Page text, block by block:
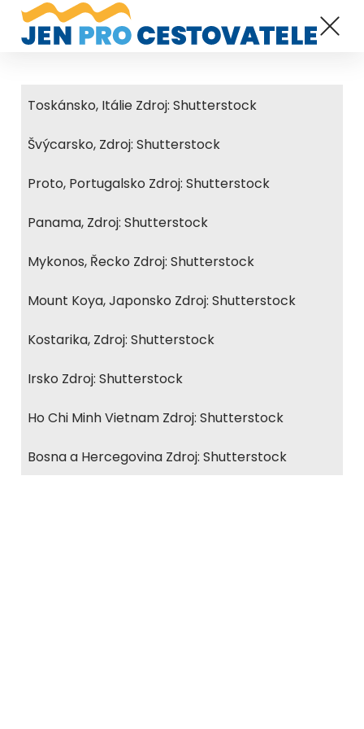
Toskánsko, Itálie Zdroj: Shutterstock
Švýcarsko, Zdroj: Shutterstock
Proto, Portugalsko Zdroj: Shutterstock
Panama, Zdroj: Shutterstock
Mykonos, Řecko Zdroj: Shutterstock
Mount Koya, Japonsko Zdroj: Shutterstock
Kostarika, Zdroj: Shutterstock
Irsko Zdroj: Shutterstock
Ho Chi Minh Vietnam Zdroj: Shutterstock
Bosna a Hercegovina Zdroj: Shutterstock